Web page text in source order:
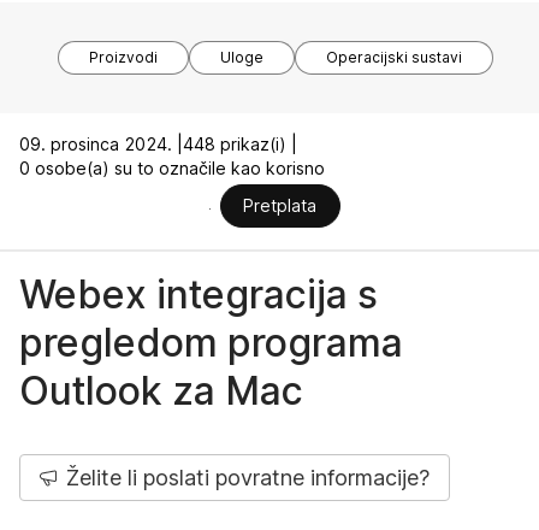
Proizvodi Uloge Operacijski sustavi
09. prosinca 2024. | 448 prikaz(i) |
0 osobe(a) su to označile kao korisno
Pretplata
Webex integracija s
pregledom programa
Outlook za Mac
Želite li poslati povratne informacije?